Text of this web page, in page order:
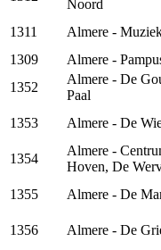
Noord
1311
Almere -
1309
Almere -
1352
Almere - De
Paal
1353
Almere - De
1354
Almere -
Hoven, De
1355
Almere - De
1356
Almere - De